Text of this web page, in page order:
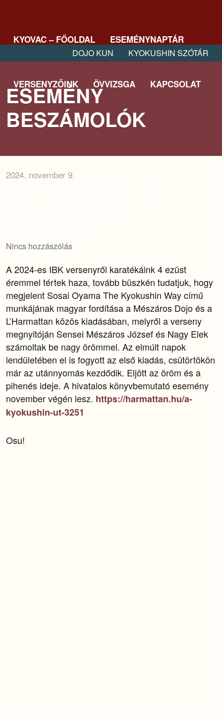
KYOVAC – FŐOLDAL ESEMÉNYNAPTÁR
VERSENYZŐINK ÖVVIZSGA KAPCSOLAT
DOJO KUN KYOKUSHIN SZÓTÁR
ESEMÉNY
BESZÁMOLÓK
2024. november 9.
Nincs hozzászólás
A 2024-es IBK versenyről karatékáink 4 ezüst
éremmel tértek haza, tovább büszkén tudatjuk, hogy
megjelent Sosai Oyama The Kyokushin Way című
munkájának magyar fordítása a Mészáros Dojo és a
L’Harmattan közös kiadásában, melyről a verseny
megnyitóján Sensei Mészáros József és Nagy Elek
számoltak be nagy örömmel. Az elmúlt napok
lendületében el is fogyott az első kiadás, csütörtökön
már az utánnyomás kezdődik. Eljött az öröm és a
pihenés ideje. A hivatalos könyvbemutató esemény
november végén lesz. https://harmattan.hu/a-
kyokushin-ut-3251
Osu!